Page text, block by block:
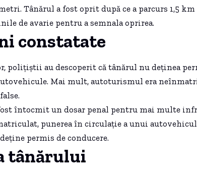
Tânărul a fost oprit după ce a parcurs 1,5 km
de avarie pentru a semnala oprirea.
constatate
polițiștii au descoperit că tânărul nu deținea
Mai mult, autoturismul era
întocmit un dosar penal pentru mai multe
punerea în circulație a unui autovehicul
permis de conducere.
tânărului